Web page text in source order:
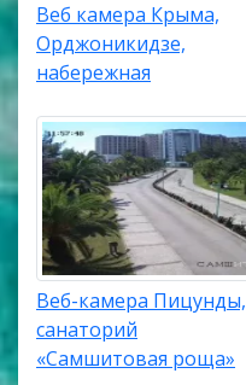
Веб камера Крыма,
Орджоникидзе,
набережная
Веб-камера Пицунды,
санаторий
«Самшитовая роща»